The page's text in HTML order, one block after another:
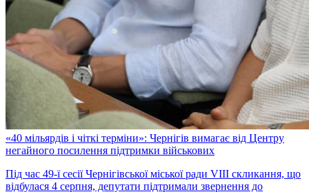
«40 мільярдів і чіткі терміни»: Чернігів вимагає від Центру
негайного посилення підтримки військових
Під час 49-ї сесії Чернігівської міської ради VIII скликання, що
відбулася 4 серпня, депутати підтримали звернення до